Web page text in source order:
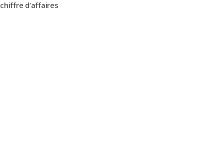
chiffre d’affaires